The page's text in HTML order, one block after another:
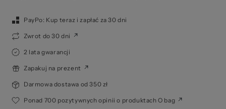
PayPo: Kup teraz i zapłać za 30 dni
Zwrot do 30 dni
2 lata gwarancji
Zapakuj na prezent
Darmowa dostawa od 350 zł
Ponad 700 pozytywnych opinii o produktach O bag